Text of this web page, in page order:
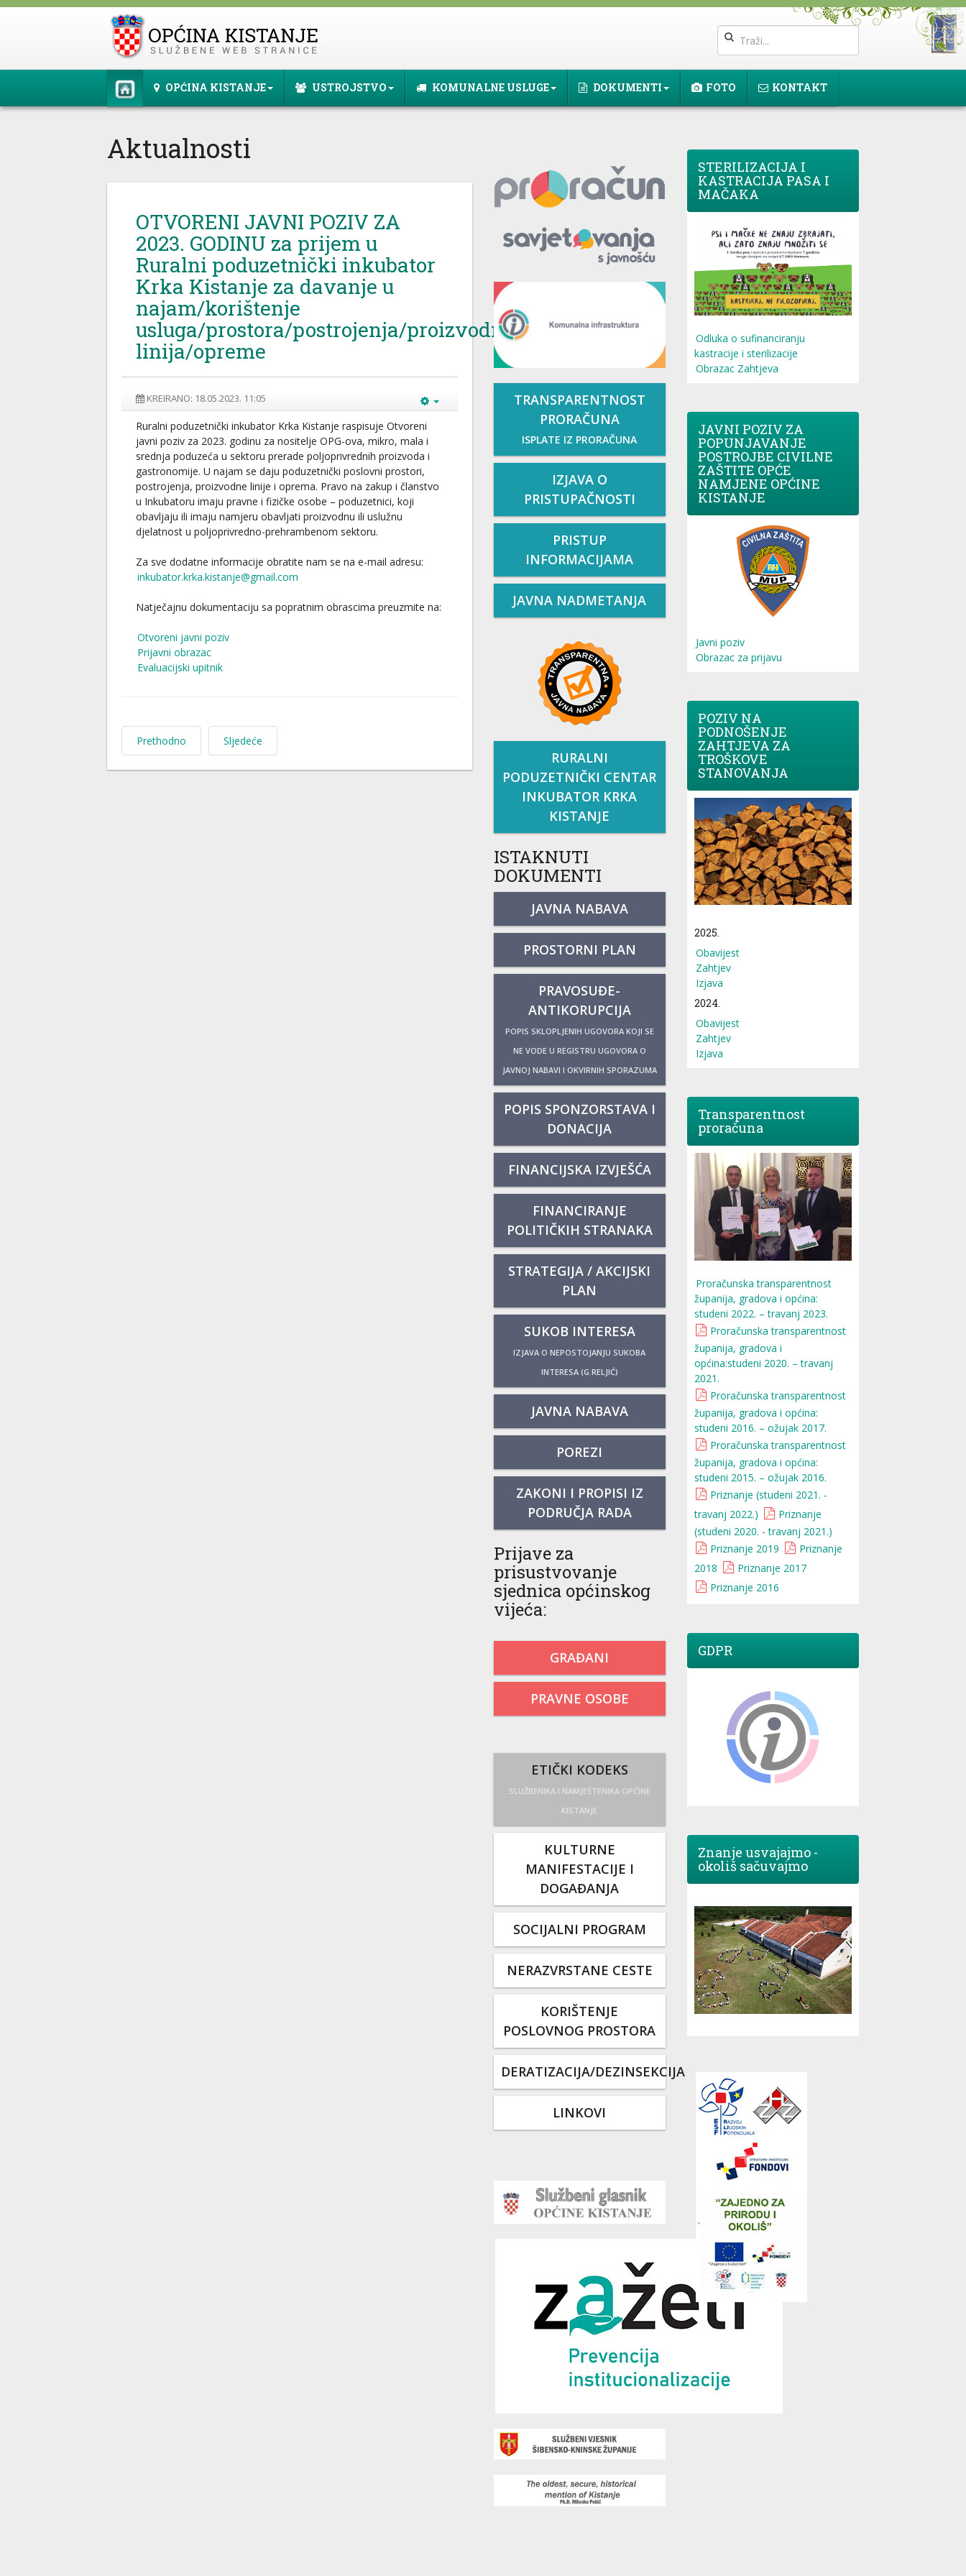
OPĆINA KISTANJE USTROJSTVO KOMUNALNE USLUGE DOKUMENTI FOTO KONTAKT
Aktualnosti
OTVORENI JAVNI POZIV ZA
2023. GODINU za prijem u
Ruralni poduzetnički inkubator
Krka Kistanje za davanje u
najam/korištenje
usluga/prostora/postrojenja/proizvodnih
linija/opreme
KREIRANO: 18.05.2023. 11:05
Ruralni poduzetnički inkubator Krka Kistanje raspisuje Otvoreni
javni poziv za 2023. godinu za nositelje OPG-ova, mikro, mala i
srednja poduzeća u sektoru prerade poljoprivrednih proizvoda i
gastronomije. U najam se daju poduzetnički poslovni prostori,
postrojenja, proizvodne linije i oprema. Pravo na zakup i članstvo
u Inkubatoru imaju pravne i fizičke osobe – poduzetnici, koji
obavljaju ili imaju namjeru obavljati proizvodnu ili uslužnu
djelatnost u poljoprivredno-prehrambenom sektoru.
Za sve dodatne informacije obratite nam se na e-mail adresu:
inkubator.krka.kistanje@gmail.com
Natječajnu dokumentaciju sa popratnim obrascima preuzmite na:
Otvoreni javni poziv
Prijavni obrazac
Evaluacijski upitnik
Prethodno Sljedeće
TRANSPARENTNOST
PRORAČUNA
ISPLATE IZ PRORAČUNA
IZJAVA O
PRISTUPAČNOSTI
PRISTUP
INFORMACIJAMA
JAVNA NADMETANJA
RURALNI
PODUZETNIČKI CENTAR
INKUBATOR KRKA
KISTANJE
ISTAKNUTI
DOKUMENTI
JAVNA NABAVA
PROSTORNI PLAN
PRAVOSUĐE-
ANTIKORUPCIJA
POPIS SKLOPLJENIH UGOVORA KOJI SE
NE VODE U REGISTRU UGOVORA O
JAVNOJ NABAVI I OKVIRNIH SPORAZUMA
POPIS SPONZORSTAVA I
DONACIJA
FINANCIJSKA IZVJEŠĆA
FINANCIRANJE
POLITIČKIH STRANAKA
STRATEGIJA / AKCIJSKI
PLAN
SUKOB INTERESA
IZJAVA O NEPOSTOJANJU SUKOBA
INTERESA (G.RELJIĆ)
JAVNA NABAVA
POREZI
ZAKONI I PROPISI IZ
PODRUČJA RADA
Prijave za
prisustvovanje
sjednica općinskog
vijeća:
GRAĐANI
PRAVNE OSOBE
ETIČKI KODEKS
SLUŽBENIKA I NAMJEŠTENIKA OPĆINE
KISTANJE
KULTURNE
MANIFESTACIJE I
DOGAĐANJA
SOCIJALNI PROGRAM
NERAZVRSTANE CESTE
KORIŠTENJE
POSLOVNOG PROSTORA
DERATIZACIJA/DEZINSEKCIJA
LINKOVI
STERILIZACIJA I
KASTRACIJA PASA I
MAČAKA
Odluka o sufinanciranju
kastracije i sterilizacije
Obrazac Zahtjeva
JAVNI POZIV ZA
POPUNJAVANJE
POSTROJBE CIVILNE
ZAŠTITE OPĆE
NAMJENE OPĆINE
KISTANJE
Javni poziv
Obrazac za prijavu
POZIV NA
PODNOŠENJE
ZAHTJEVA ZA
TROŠKOVE
STANOVANJA
2025.
Obavijest
Zahtjev
Izjava
2024.
Obavijest
Zahtjev
Izjava
Transparentnost
proračuna
Proračunska transparentnost
županija, gradova i općina:
studeni 2022. – travanj 2023.
Proračunska transparentnost
županija, gradova i
općina:studeni 2020. – travanj
2021.
Proračunska transparentnost
županija, gradova i općina:
studeni 2016. – ožujak 2017.
Proračunska transparentnost
županija, gradova i općina:
studeni 2015. – ožujak 2016.
Priznanje (studeni 2021. -
travanj 2022.)
Priznanje
(studeni 2020. - travanj 2021.)
Priznanje 2019
Priznanje
2018
Priznanje 2017
Priznanje 2016
GDPR
Znanje usvajajmo -
okoliš sačuvajmo